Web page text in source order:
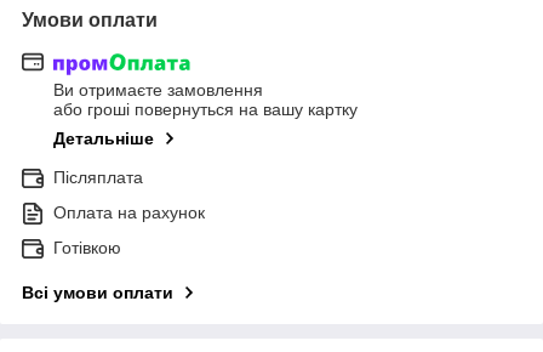
Умови оплати
Ви отримаєте замовлення
або гроші повернуться на вашу картку
Детальніше
Післяплата
Оплата на рахунок
Готівкою
Всі умови оплати